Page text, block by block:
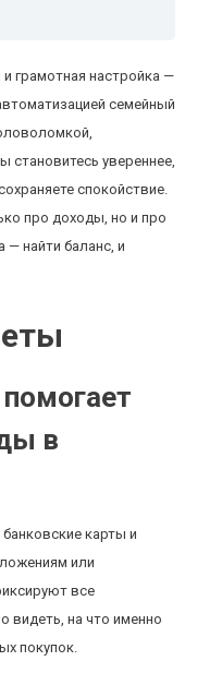
грамотная настройка —
семейный
становитесь увереннее,
спокойствие.
про доходы, но и про
— найти баланс, и
в
карты и
или
все
видеть, на что именно
покупок.